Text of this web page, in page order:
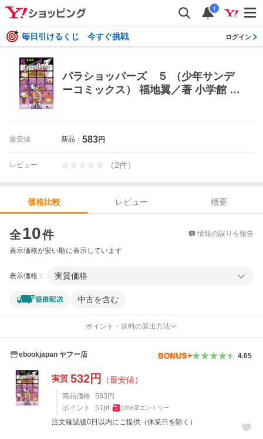
i
毎日引けるくじ 今すぐ挑戦 ログイン
パラショッパーズ ５ （少年サンデ
ーコミックス） 福地翼／著 小学館 少
最安値 新品： 583円
レビュー （2件）
価格比較 レビュー
概要
全10件 情報の誤りを報告
表示価格が安い順に表示しています
表示価格： 実質価格
中古を含む
ポイント・送料の算出方法
ebookjapan ヤフー店 4.65
実質 532円 （最安値）
商品価格 583 円
ポイント
51pt 10%要エントリー
注文確認後0日以内にご提供（休業日を除く）